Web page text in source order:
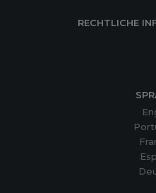
RECHTLICHE